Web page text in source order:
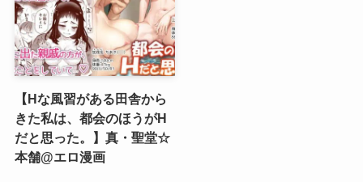
【Hな風習がある田舎から
きた私は、都会のほうがH
だと思った。】真・聖堂☆
本舗@エロ漫画